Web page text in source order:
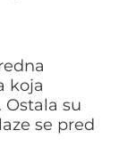
koja
su
se pred